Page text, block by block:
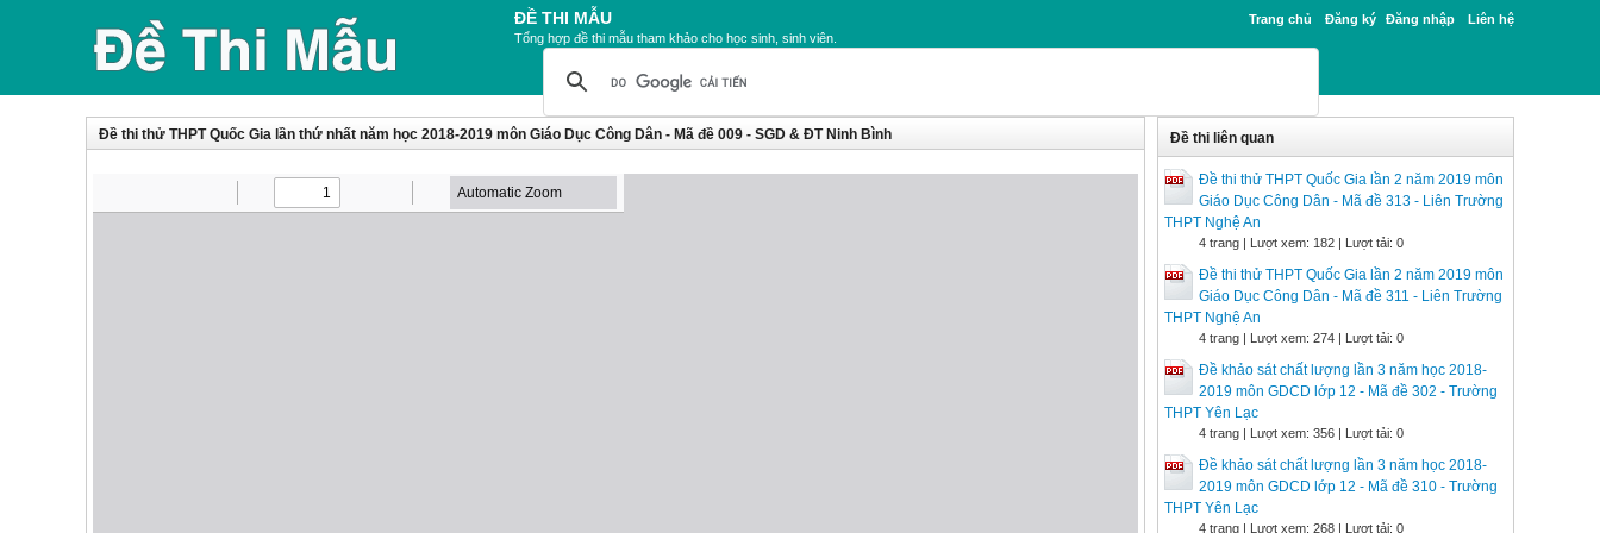
Trang chủ Đăng ký Đăng nhập Liên hệ
ĐỀ THI MẪU
Tổng hợp đề thi mẫu tham khảo cho học sinh, sinh viên.
Đề thi thử THPT Quốc Gia lần thứ nhất năm học 2018-2019 môn Giáo Dục Công Dân - Mã đề 009 - SGD & ĐT Ninh Bình Đề thi liên quan
Đề thi thử THPT Quốc Gia lần 2 năm 2019 môn
Giáo Dục Công Dân - Mã đề 313 - Liên Trường
THPT Nghệ An
4 trang | Lượt xem: 182 | Lượt tải: 0
Đề thi thử THPT Quốc Gia lần 2 năm 2019 môn
Giáo Dục Công Dân - Mã đề 311 - Liên Trường
THPT Nghệ An
4 trang | Lượt xem: 274 | Lượt tải: 0
Đề khảo sát chất lượng lần 3 năm học 2018-
2019 môn GDCD lớp 12 - Mã đề 302 - Trường
THPT Yên Lạc
4 trang | Lượt xem: 356 | Lượt tải: 0
Đề khảo sát chất lượng lần 3 năm học 2018-
2019 môn GDCD lớp 12 - Mã đề 310 - Trường
THPT Yên Lạc
4 trang | Lượt xem: 268 | Lượt tải: 0